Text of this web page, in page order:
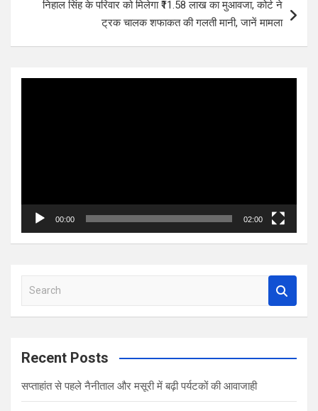
निहाल सिंह के परिवार को मिलेगा ₹11.58 लाख का मुआवजा, कोर्ट ने
ट्रक चालक शफाकत की गलती मानी, जानें मामला
00:00 02:00
a
c
Recent Posts
सप्ताहांत से पहले नैनीताल और मसूरी में बढ़ी पर्यटकों की आवाजाही